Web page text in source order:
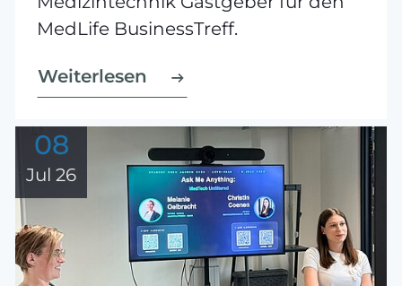
MedLife BusinessTreff.
Weiterlesen
08
Jul 26